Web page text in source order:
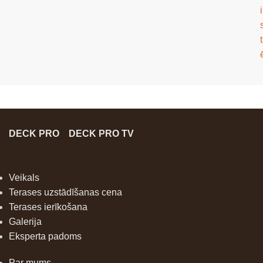
i
t
DECK PRO DECK PRO TV
Veikals
Terases uzstādīšanas cena
Terases ierīkošana
Galerija
Eksperta padoms